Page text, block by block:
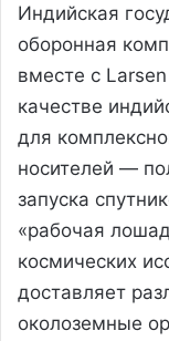
Индийская
оборонная
вместе с
качестве
для
носителей —
запуска
«рабочая
космических
доставляет
околоземные